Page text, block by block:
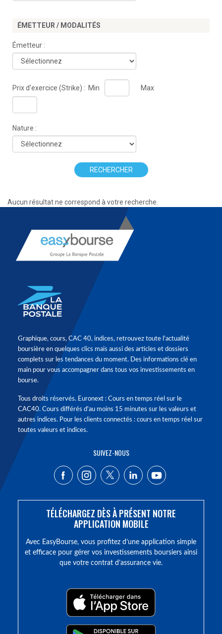
ÉMETTEUR / MODALITÉS
Émetteur :
Prix d'exercice (Strike) : Min Max
Nature :
RECHERCHER
Aucun résultat ne correspond à votre recherche.
Graphique, cours, CAC 40, indices, retrouvez toute l'actualité
boursière en quelques clics mais aussi des articles et dossiers
complets sur les tendances du moment. Des informations clé en
main pour vous accompagner dans tous vos investissements en
bourse.
Tous droits réservés. Euronext : Cours en temps réel sur le
CAC40. Cours différés d'au moins 15 minutes sur les valeurs et
autres indices. Pour les clients connectés : cours en temps réel sur
toutes valeurs et indices.
SUIVEZ-NOUS
TÉLÉCHARGEZ DÈS À PRÉSENT NOTRE
APPLICATION MOBILE
Avec EasyBourse, vous profitez d’une application simple
et efficace pour gérer vos investissements boursiers ainsi
que votre contrat d’assurance vie.